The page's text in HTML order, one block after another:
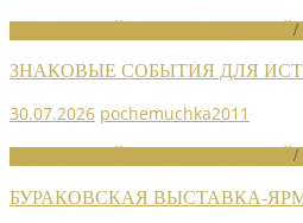
/
ЗНАКОВЫЕ СОБЫТИЯ ДЛЯ
30.07.2026 pochemuchka2011
/
БУРАКОВСКАЯ ВЫСТАВКА-